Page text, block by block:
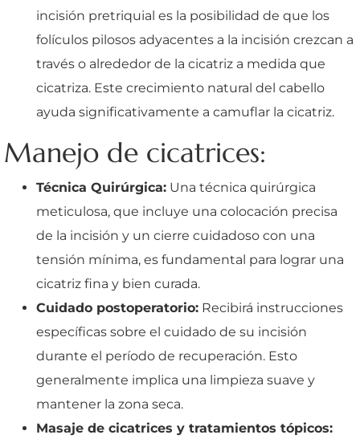
incisión pretriquial es la posibilidad de que los
folículos pilosos adyacentes a la incisión crezcan a
través o alrededor de la cicatriz a medida que
cicatriza. Este crecimiento natural del cabello
ayuda significativamente a camuflar la cicatriz.
Manejo de cicatrices:
Técnica Quirúrgica: Una técnica quirúrgica
meticulosa, que incluye una colocación precisa
de la incisión y un cierre cuidadoso con una
tensión mínima, es fundamental para lograr una
cicatriz fina y bien curada.
Cuidado postoperatorio: Recibirá instrucciones
específicas sobre el cuidado de su incisión
durante el período de recuperación. Esto
generalmente implica una limpieza suave y
mantener la zona seca.
Masaje de cicatrices y tratamientos tópicos: